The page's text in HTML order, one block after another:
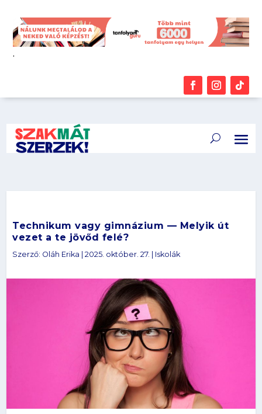
.
Technikum vagy gimnázium — Melyik út
vezet a te jövőd felé?
Szerző: Oláh Erika |2025. október. 27. Iskolák